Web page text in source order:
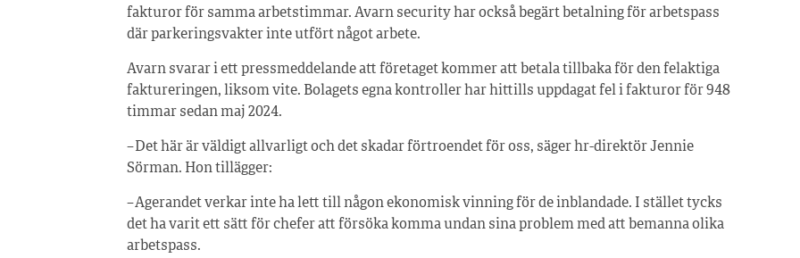
fakturor för samma arbetstimmar. Avarn security har också begärt betalning för arbetspass
där parkeringsvakter inte utfört något arbete.
Avarn svarar i ett pressmeddelande att företaget kommer att betala tillbaka för den felaktiga
faktureringen, liksom vite. Bolagets egna kontroller har hittills uppdagat fel i fakturor för 948
timmar sedan maj 2024.
– Det här är väldigt allvarligt och det skadar förtroendet för oss, säger hr-direktör Jennie
Sörman. Hon tillägger:
– Agerandet verkar inte ha lett till någon ekonomisk vinning för de inblandade. I stället tycks
det ha varit ett sätt för chefer att försöka komma undan sina problem med att bemanna olika
arbetspass.